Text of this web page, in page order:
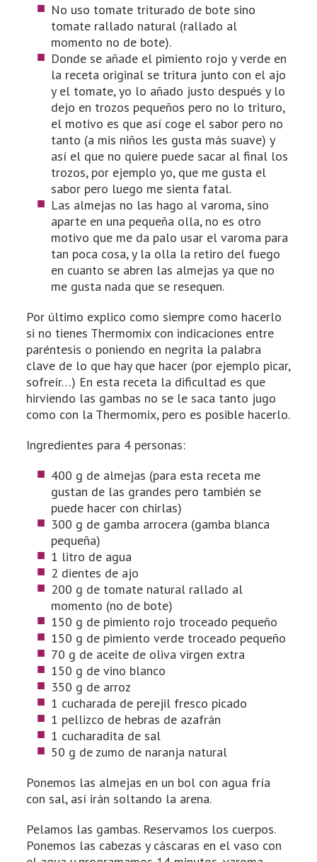
No uso tomate triturado de bote sino
tomate rallado natural (rallado al
momento no de bote).
Donde se añade el pimiento rojo y verde en
la receta original se tritura junto con el ajo
y el tomate, yo lo añado justo después y lo
dejo en trozos pequeños pero no lo trituro,
el motivo es que así coge el sabor pero no
tanto (a mis niños les gusta más suave) y
así el que no quiere puede sacar al final los
trozos, por ejemplo yo, que me gusta el
sabor pero luego me sienta fatal.
Las almejas no las hago al varoma, sino
aparte en una pequeña olla, no es otro
motivo que me da palo usar el varoma para
tan poca cosa, y la olla la retiro del fuego
en cuanto se abren las almejas ya que no
me gusta nada que se resequen.
Por último explico como siempre como hacerlo
si no tienes Thermomix con indicaciones entre
paréntesis o poniendo en negrita la palabra
clave de lo que hay que hacer (por ejemplo picar,
sofreír…) En esta receta la dificultad es que
hirviendo las gambas no se le saca tanto jugo
como con la Thermomix, pero es posible hacerlo.
Ingredientes para 4 personas:
400 g de almejas (para esta receta me
gustan de las grandes pero también se
puede hacer con chirlas)
300 g de gamba arrocera (gamba blanca
pequeña)
1 litro de agua
2 dientes de ajo
200 g de tomate natural rallado al
momento (no de bote)
150 g de pimiento rojo troceado pequeño
150 g de pimiento verde troceado pequeño
70 g de aceite de oliva virgen extra
150 g de vino blanco
350 g de arroz
1 cucharada de perejil fresco picado
1 pellizco de hebras de azafrán
1 cucharadita de sal
50 g de zumo de naranja natural
Ponemos las almejas en un bol con agua fría
con sal, así irán soltando la arena.
Pelamos las gambas. Reservamos los cuerpos.
Ponemos las cabezas y cáscaras en el vaso con